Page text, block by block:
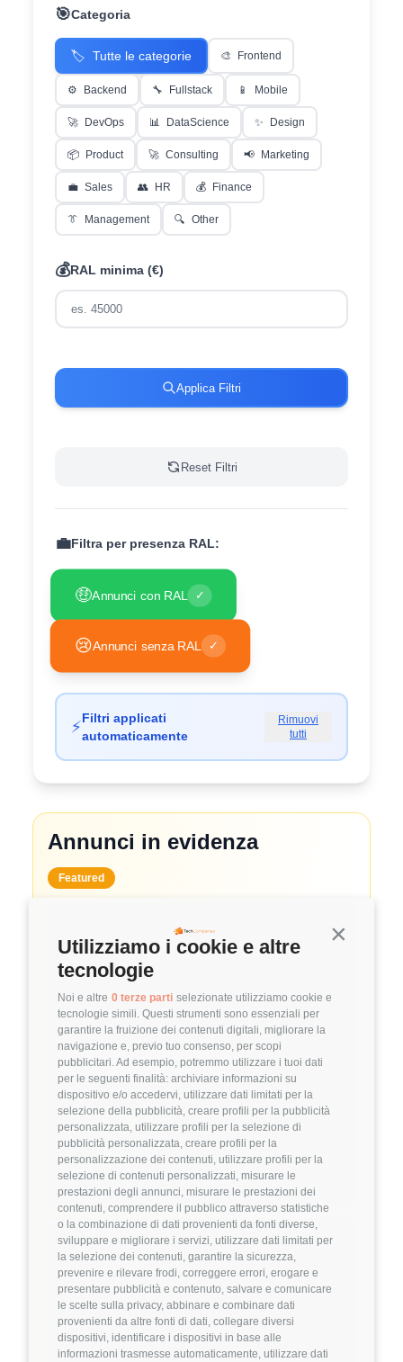
Continua
Utilizziamo i cookie e altre
tecnologie
Noi e altre 0 terze parti selezionate utilizziamo cookie e
tecnologie simili. Questi strumenti sono essenziali per
garantire la fruizione dei contenuti digitali, migliorare la
navigazione e, previo tuo consenso, per scopi
pubblicitari. Ad esempio, potremmo utilizzare i tuoi dati
per le seguenti finalità: archiviare informazioni su
dispositivo e/o accedervi, utilizzare dati limitati per la
selezione della pubblicità, creare profili per la pubblicità
personalizzata, utilizzare profili per la selezione di
pubblicità personalizzata, creare profili per la
personalizzazione dei contenuti, utilizzare profili per la
selezione di contenuti personalizzati, misurare le
prestazioni degli annunci, misurare le prestazioni dei
contenuti, comprendere il pubblico attraverso statistiche
o la combinazione di dati provenienti da fonti diverse,
sviluppare e migliorare i servizi, utilizzare dati limitati per
la selezione dei contenuti, garantire la sicurezza,
prevenire e rilevare frodi, correggere errori, erogare e
presentare pubblicità e contenuto, salvare e comunicare
le scelte sulla privacy, abbinare e combinare dati
provenienti da altre fonti di dati, collegare diversi
dispositivi, identificare i dispositivi in base alle
informazioni trasmesse automaticamente, utilizzare dati
🎯Categoria
🏷️ Tutte le categorie 🎨 Frontend
⚙️ Backend 🔧 Fullstack 📱 Mobile
🚀 DevOps 📊 DataScience ✨ Design
📦 Product 🚀 Consulting 📢 Marketing
💼 Sales 👥 HR 💰 Finance
👔 Management 🔍 Other
💰RAL minima (€)
Applica Filtri
Reset Filtri
💼Filtra per presenza RAL:
🤑Annunci con RAL ✓
😢Annunci senza RAL ✓
⚡Filtri applicati
automaticamente
Rimuovi
tutti
Annunci in evidenza
Featured
System Administrator
3.8 FuffAnnuncio Score
💰 ~ 50.000€ - 60.000€ all'anno
📍 Milano 🏢 Ibrido💼 Middle/Senior
DevOps
Linux VMware
Dettagli ➡️
Hiring Partner
Product Engineer
🏢 Welyk x Callimacus.ai
4 FuffAnnuncio Score